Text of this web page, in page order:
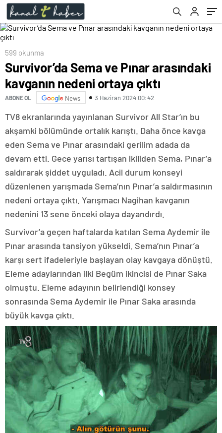
599 okunma
Survivor’da Sema ve Pınar arasındaki
kavganın nedeni ortaya çıktı
ABONE OL News 3 Haziran 2024 00:42
TV8 ekranlarında yayınlanan Survivor All Star’ın bu
akşamki bölümünde ortalık karıştı. Daha önce kavga
eden Sema ve Pınar arasındaki gerilim adada da
devam etti. Gece yarısı tartışan ikiliden Sema, Pınar’a
saldırarak şiddet uyguladı. Acil durum konseyi
düzenlenen yarışmada Sema’nın Pınar’a saldırmasının
nedeni ortaya çıktı. Yarışmacı Nagihan kavganın
nedenini 13 sene önceki olaya dayandırdı.
Survivor’a geçen haftalarda katılan Sema Aydemir ile
Pınar arasında tansiyon yükseldi. Sema’nın Pınar’a
karşı sert ifadeleriyle başlayan olay kavgaya dönüştü.
Eleme adaylarından ilki Begüm ikincisi de Pınar Saka
olmuştu. Eleme adayının belirlendiği konsey
sonrasında Sema Aydemir ile Pınar Saka arasında
büyük kavga çıktı.